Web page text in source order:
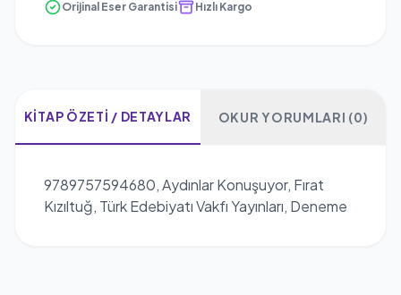
Orijinal Eser Garantisi Hızlı Kargo
KITAP ÖZETI / DETAYLAR OKUR YORUMLARI (0)
9789757594680, Aydınlar Konuşuyor, Fırat
Kızıltuğ, Türk Edebiyatı Vakfı Yayınları, Deneme